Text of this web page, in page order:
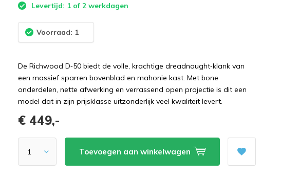
Levertijd: 1 of 2 werkdagen
Voorraad: 1
De Richwood D‑50 biedt de volle, krachtige dreadnought‑klank van
een massief sparren bovenblad en mahonie kast. Met bone
onderdelen, nette afwerking en verrassend open projectie is dit een
model dat in zijn prijsklasse uitzonderlijk veel kwaliteit levert.
€ 449,-
Toevoegen aan winkelwagen